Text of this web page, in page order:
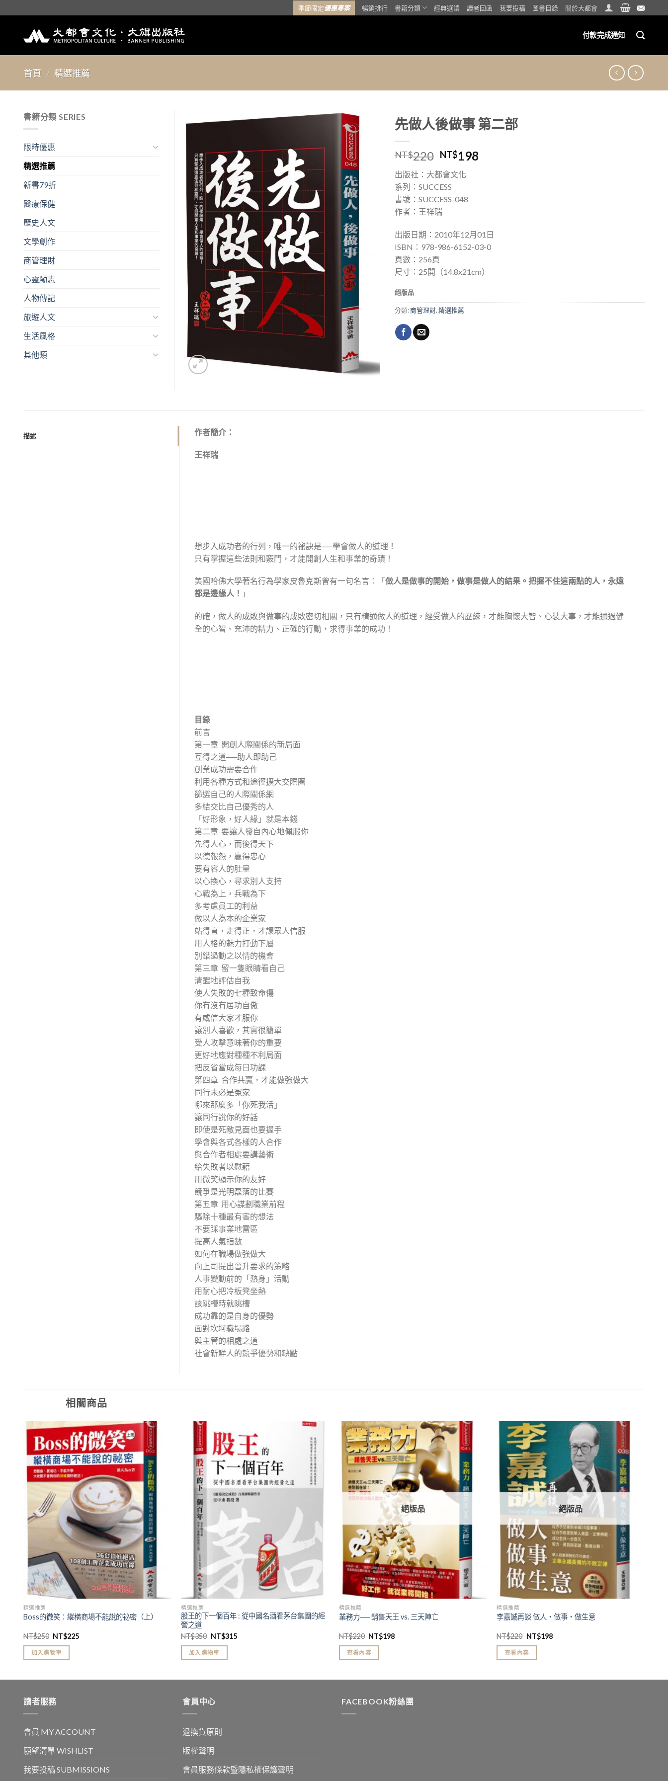
to
季節限定優惠專案 暢銷排行 書籍分類 經典選讀 讀者回函 我要投稿 圖書目錄 關於大都會
付款完成通知
首頁 / 精選推薦
望清
單」
先做人後做事 第二部
NT$220 NT$198
出版社：大都會文化
系列：SUCCESS
書號：SUCCESS-048
作者：王祥瑞
出版日期：2010年12月01日
ISBN：978-986-6152-03-0
頁數：256頁
尺寸：25開（14.8x21cm）
絕版品
分類:商管理財,精選推薦
書籍分類 SERIES
限時優惠
精選推薦
新書79折
醫療保健
歷史人文
文學創作
商管理財
心靈勵志
人物傳記
旅遊人文
生活風格
其他類
描述 作者簡介：
王祥瑞
想步入成功者的行列，唯一的祕訣是──學會做人的道理！
只有掌握這些法則和竅門，才能開創人生和事業的奇蹟！
美國哈佛大學著名行為學家皮魯克斯曾有一句名言：「 做人是做事的開始，做事是做人的結果。把握不住這兩點的人，永遠
都是邊緣人！ 」
的確，做人的成敗與做事的成敗密切相關，只有精通做人的道理，經受做人的歷練，才能胸懷大智、心裝大事，才能通過健
全的心智、充沛的精力、正確的行動，求得事業的成功！
目錄
前言
第一章 開創人際關係的新局面
互得之道──助人即助己
創業成功需要合作
利用各種方式和途徑擴大交際圈
篩選自己的人際關係網
多結交比自己優秀的人
「好形象，好人緣」就是本錢
第二章 要讓人發自內心地佩服你
先得人心，而後得天下
以德報怨，贏得忠心
要有容人的肚量
以心換心，尋求別人支持
心戰為上，兵戰為下
多考慮員工的利益
做以人為本的企業家
站得直，走得正，才讓眾人信服
用人格的魅力打動下屬
別錯過動之以情的機會
第三章 留一隻眼睛看自己
清醒地評估自我
使人失敗的七種致命傷
你有沒有居功自傲
有威信大家才服你
讓別人喜歡，其實很簡單
受人攻擊意味著你的重要
更好地應對種種不利局面
把反省當成每日功課
第四章 合作共贏，才能做強做大
同行未必是冤家
哪來那麼多「你死我活」
讓同行說你的好話
即使是死敵見面也要握手
學會與各式各樣的人合作
與合作者相處要講藝術
給失敗者以慰藉
用微笑顯示你的友好
競爭是光明磊落的比賽
第五章 用心謀劃職業前程
驅除十種最有害的想法
不要踩事業地雷區
提高人氣指數
如何在職場做強做大
向上司提出晉升要求的策略
人事變動前的「熱身」活動
用耐心把冷板凳坐熱
該跳槽時就跳槽
成功靠的是自身的優勢
面對坎坷職場路
與主管的相處之道
社會新鮮人的競爭優勢和缺點
相關商品
加入
「願
望清
單」
精選推薦
Boss的微笑：縱橫商場不能說的祕密（上）
NT$250 NT$225
加入購物車
加入
「願
望清
單」
精選推薦
股王的下一個百年 : 從中國名酒看茅台集團的經
營之道
NT$350 NT$315
加入購物車
加入
「願
望清
單」
絕版品
精選推薦
業務力── 銷售天王 vs. 三天陣亡
NT$220 NT$198
查看內容
加入
「願
望清
單」
絕版品
精選推薦
李嘉誠再談 做人‧做事‧做生意
NT$220 NT$198
查看內容
讀者服務
會員 MY ACCOUNT
願望清單 WISHLIST
我要投稿 SUBMISSIONS
會員中心
退換貨原則
版權聲明
會員服務條款暨隱私權保護聲明
FACEBOOK粉絲團